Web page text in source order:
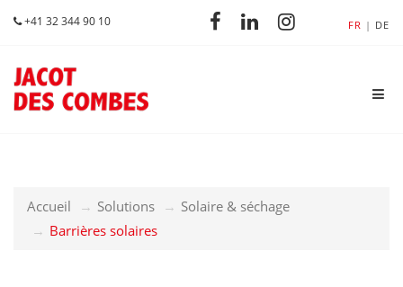
+41 32 344 90 10 FR DE
Accueil Solutions
Solaire & séchage
Barrières solaires